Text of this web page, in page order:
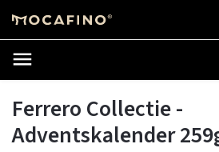
Ferrero Collectie -
Adventskalender